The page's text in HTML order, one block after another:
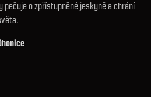
pečuje o zpřístupněné jeskyně a chrání